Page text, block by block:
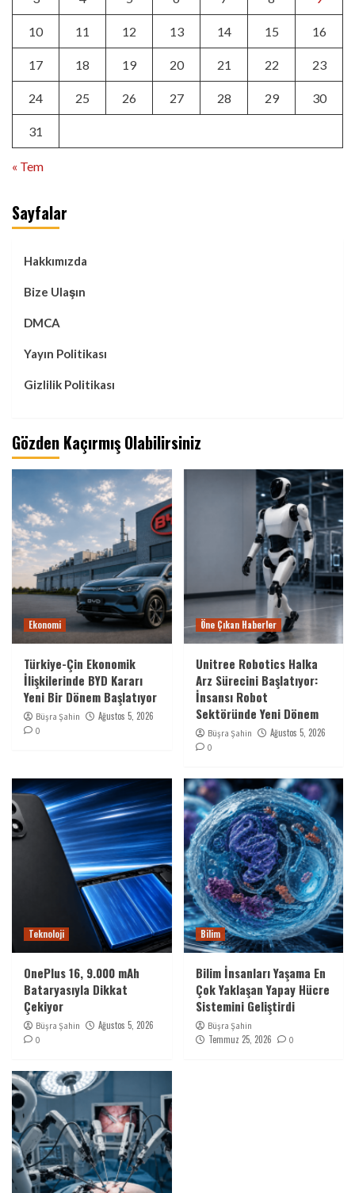
10 11 12 13 14 15 16
17 18 19 20 21 22 23
24 25 26 27 28 29 30
31
« Tem
Sayfalar
Hakkımızda
Bize Ulaşın
DMCA
Yayın Politikası
Gizlilik Politikası
Gözden Kaçırmış Olabilirsiniz
Ekonomi
Türkiye-Çin Ekonomik
İlişkilerinde BYD Kararı
Yeni Bir Dönem Başlatıyor
Büşra Şahin Ağustos 5, 2026
0
Öne Çıkan Haberler
Unitree Robotics Halka
Arz Sürecini Başlatıyor:
İnsansı Robot
Sektöründe Yeni Dönem
Büşra Şahin Ağustos 5, 2026
0
Teknoloji
OnePlus 16, 9.000 mAh
Bataryasıyla Dikkat
Çekiyor
Büşra Şahin Ağustos 5, 2026
0
Bilim
Bilim İnsanları Yaşama En
Çok Yaklaşan Yapay Hücre
Sistemini Geliştirdi
Büşra Şahin
Temmuz 25, 2026 0